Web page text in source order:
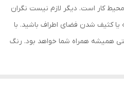
کار است. دیگر لازم نیست نگران
کثیف شدن فضای اطراف باشید. با
همیشه همراه شما خواهد بود. رنگ